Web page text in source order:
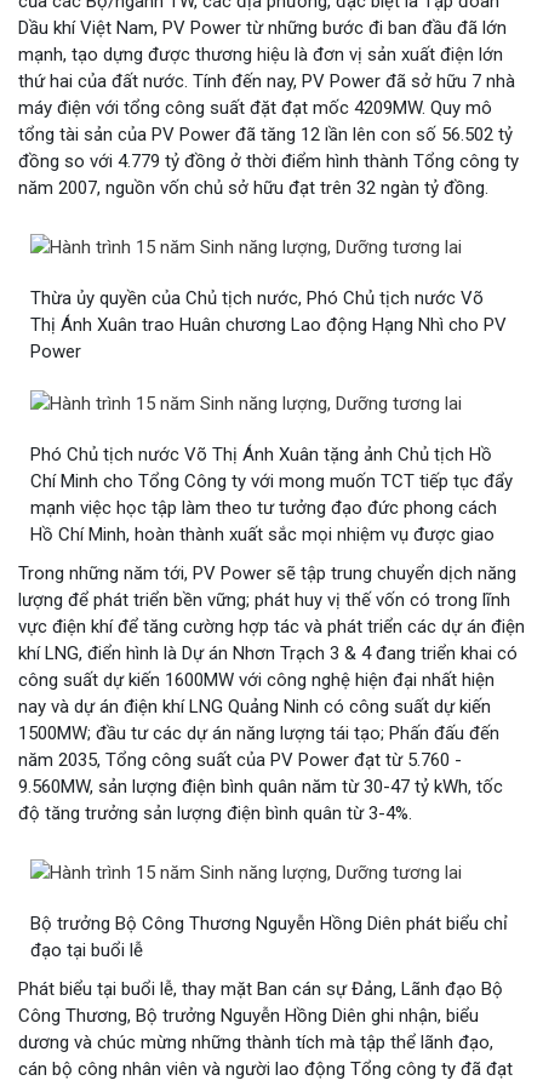
Dầu khí Việt Nam, PV Power từ những bước đi ban đầu đã lớn
mạnh, tạo dựng được thương hiệu là đơn vị sản xuất điện lớn
thứ hai của đất nước. Tính đến nay, PV Power đã sở hữu 7 nhà
máy điện với tổng công suất đặt đạt mốc 4209MW. Quy mô
tổng tài sản của PV Power đã tăng 12 lần lên con số 56.502 tỷ
đồng so với 4.779 tỷ đồng ở thời điểm hình thành Tổng công ty
năm 2007, nguồn vốn chủ sở hữu đạt trên 32 ngàn tỷ đồng.
Thừa ủy quyền của Chủ tịch nước, Phó Chủ tịch nước Võ
Thị Ánh Xuân trao Huân chương Lao động Hạng Nhì cho PV
Power
Phó Chủ tịch nước Võ Thị Ánh Xuân tặng ảnh Chủ tịch Hồ
Chí Minh cho Tổng Công ty với mong muốn TCT tiếp tục đẩy
mạnh việc học tập làm theo tư tưởng đạo đức phong cách
Hồ Chí Minh, hoàn thành xuất sắc mọi nhiệm vụ được giao
Trong những năm tới, PV Power sẽ tập trung chuyển dịch năng
lượng để phát triển bền vững; phát huy vị thế vốn có trong lĩnh
vực điện khí để tăng cường hợp tác và phát triển các dự án điện
khí LNG, điển hình là Dự án Nhơn Trạch 3 & 4 đang triển khai có
công suất dự kiến 1600MW với công nghệ hiện đại nhất hiện
nay và dự án điện khí LNG Quảng Ninh có công suất dự kiến
1500MW; đầu tư các dự án năng lượng tái tạo; Phấn đấu đến
năm 2035, Tổng công suất của PV Power đạt từ 5.760 -
9.560MW, sản lượng điện bình quân năm từ 30-47 tỷ kWh, tốc
độ tăng trưởng sản lượng điện bình quân từ 3-4%.
Bộ trưởng Bộ Công Thương Nguyễn Hồng Diên phát biểu chỉ
đạo tại buổi lễ
Phát biểu tại buổi lễ, thay mặt Ban cán sự Đảng, Lãnh đạo Bộ
Công Thương, Bộ trưởng Nguyễn Hồng Diên ghi nhận, biểu
dương và chúc mừng những thành tích mà tập thể lãnh đạo,
cán bộ công nhân viên và người lao động Tổng công ty đã đạt